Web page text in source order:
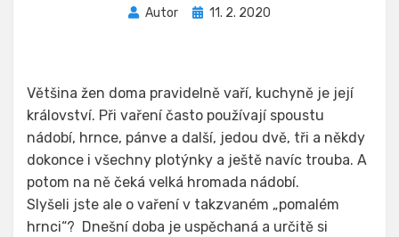
Autor
Zveřejněno
11. 2. 2020
Většina žen doma pravidelně vaří, kuchyně je její
království. Při vaření často používají spoustu
nádobí, hrnce, pánve a další, jedou dvě, tři a někdy
dokonce i všechny plotýnky a ještě navíc trouba. A
potom na ně čeká velká hromada nádobí.
Slyšeli jste ale o vaření v takzvaném „pomalém
hrnci“? Dnešní doba je uspěchaná a určitě si